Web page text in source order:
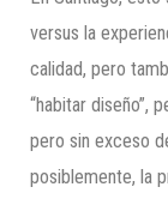
versus la
calidad, pero
“habitar diseño”,
pero sin exceso
posiblemente, la